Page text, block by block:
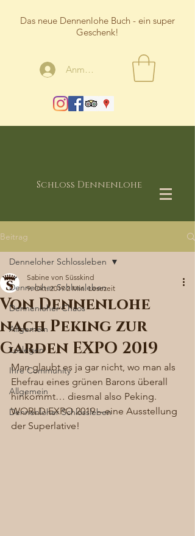
Das neue Dennenlohe Buch - ein super
Geschenk!
Anmelden
Schloss Dennenlohe
Beitrag
Denneloher Schlossleben
Dennenloher Chaos
Allgemein
Loslegen
Ihre Community
Allgemein
Dennenloher Schlossleben
Denneloher Schlossleben
Von Dennenlohe
nach Peking zur
Garden EXPO 2019
Sabine von Süsskind
9. Okt. 2019 2 Min. Lesezeit
Man glaubt es ja gar nicht, wo man als
Ehefrau eines grünen Barons überall
hinkommt… diesmal also Peking.
WORLD EXPO 2019 – eine Ausstellung
der Superlative!